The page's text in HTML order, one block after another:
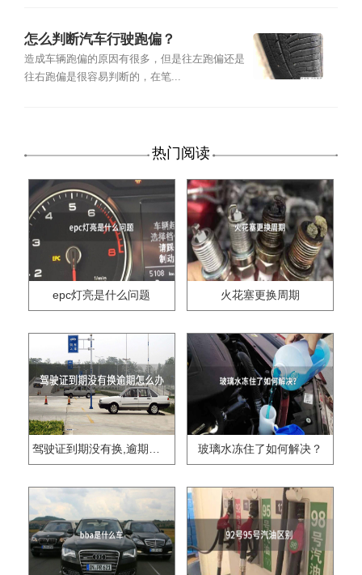
怎么判断汽车行驶跑偏？
造成车辆跑偏的原因有很多，但是往左跑偏还是
往右跑偏是很容易判断的，在笔...
热门阅读
epc灯亮是什么问题 火花塞更换周期
驾驶证到期没有换,逾期怎么办?? 玻璃水冻住了如何解决？